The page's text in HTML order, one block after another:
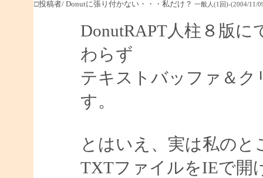
□投稿者/ Donutに張り付かない・・・私だけ？ 一般人(1回)-(2004/11/
DonutRAPT人柱８版
わらず
テキストバッファ＆
す。
とはいえ、実は私の
TXTファイルをIEで開